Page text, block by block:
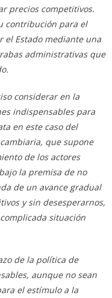
precios competitivos.
contribución para el
el Estado mediante una
administrativas que
considerar en la
indispensables para
en este caso del
que supone
de los actores
la premisa de no
de un avance gradual
y sin desesperarnos,
situación
de la política de
aunque no sean
el estímulo a la